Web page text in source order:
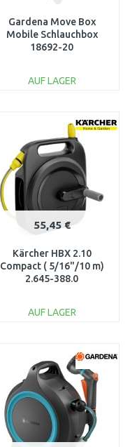
Gardena Move Box
Mobile Schlauchbox
18692-20
AUF LAGER
Vergleichen
55,45 €
Kärcher HBX 2.10
Compact ( 5/16"/10 m)
2.645-388.0
AUF LAGER
Vergleichen